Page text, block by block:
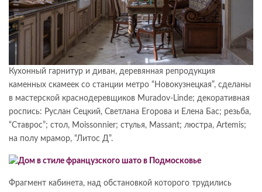
Кухонный гарнитур и диван, деревянная репродукция
каменных скамеек со станции метро “Новокузнецкая”, сделаны
в мастерской краснодеревщиков Muradov-Linde; декоративная
роспись: Руслан Сецкий, Светлана Егорова и Елена Бас; резьба,
“Ставрос”; стол, Moissonnier; стулья, Massant; люстра, Artemis;
на полу мрамор, “Литос Д”.
Фрагмент кабинета, над обстановкой которого трудились